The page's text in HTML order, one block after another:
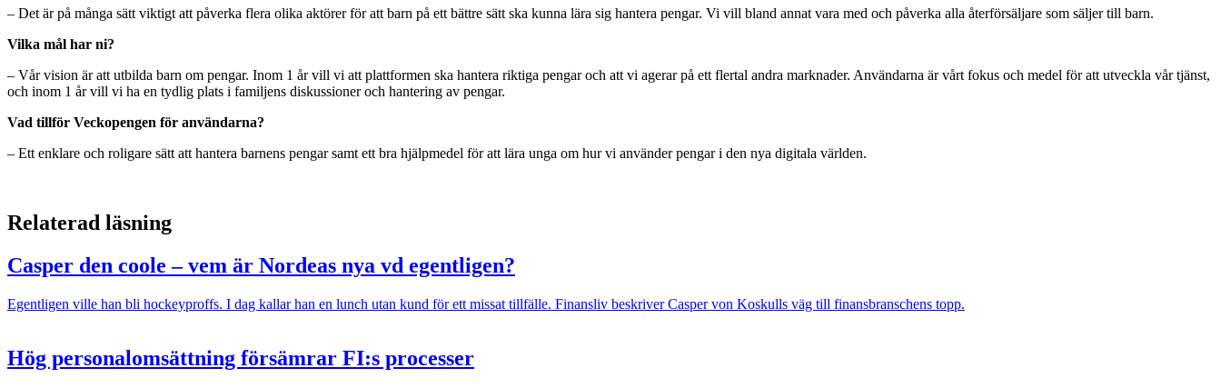
– Det är på många sätt viktigt att påverka flera olika aktörer för att barn på ett bättre sätt ska kunna lära sig hantera pengar. Vi vill bland annat vara med och påverka alla återförsäljare som säljer till barn.
Vilka mål har ni?
– Vår vision är att utbilda barn om pengar. Inom 1 år vill vi att plattformen ska hantera riktiga pengar och att vi agerar på ett flertal andra marknader. Användarna är vårt fokus och medel för att utveckla vår tjänst,
och inom 1 år vill vi ha en tydlig plats i familjens diskussioner och hantering av pengar.
Vad tillför Veckopengen för användarna?
– Ett enklare och roligare sätt att hantera barnens pengar samt ett bra hjälpmedel för att lära unga om hur vi använder pengar i den nya digitala världen.
Relaterad läsning
Casper den coole – vem är Nordeas nya vd egentligen?
Egentligen ville han bli hockeyproffs. I dag kallar han en lunch utan kund för ett missat tillfälle. Finansliv beskriver Casper von Koskulls väg till finansbranschens topp.
Hög personalomsättning försämrar FI:s processer